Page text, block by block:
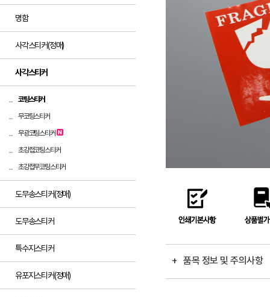
명함
사각스티커(정매)
사각스티커
코팅스티커
무코팅스티커
무광코팅스티커
초강접코팅스티커
초강접무코팅스티커
도무송스티커(정매)
도무송스티커
특수지스티커
유포지스티커(정매)
+ 품목 정보 및 주의사항